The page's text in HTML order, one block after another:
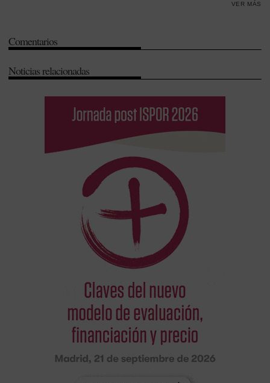
VER MÁS
Comentarios
Noticias relacionadas